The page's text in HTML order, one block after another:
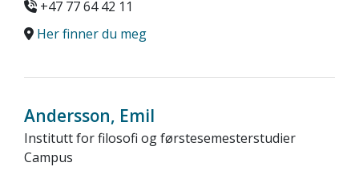
+47 77 64 42 11
Her finner du meg
Andersson, Emil
Institutt for filosofi og førstesemesterstudier
Campus